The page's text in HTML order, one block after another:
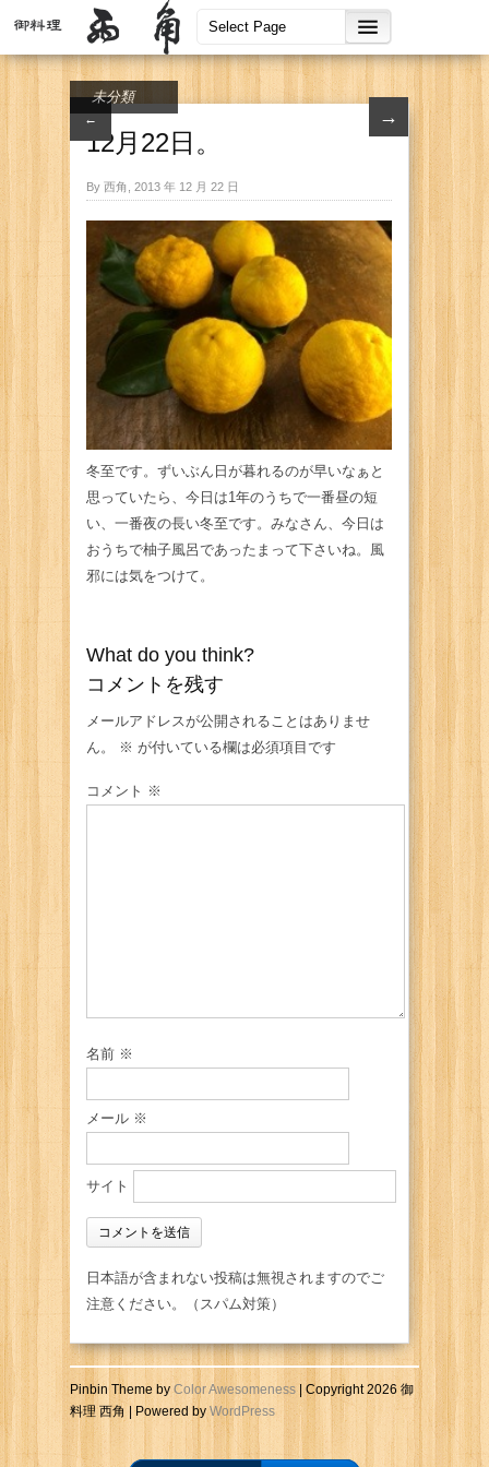
← →
未分類
12月22日。
By 西角, 2013 年 12 月 22 日
冬至です。ずいぶん日が暮れるのが早いなぁと
思っていたら、今日は1年のうちで一番昼の短
い、一番夜の長い冬至です。みなさん、今日は
おうちで柚子風呂であったまって下さいね。風
邪には気をつけて。
What do you think?
コメントを残す
メールアドレスが公開されることはありませ
ん。
※ が付いている欄は必須項目です
コメント ※
名前 ※
メール ※
サイト
日本語が含まれない投稿は無視されますのでご
注意ください。（スパム対策）
Pinbin Theme byColor Awesomeness| Copyright 2026 御
料理 西角 | Powered byWordPress